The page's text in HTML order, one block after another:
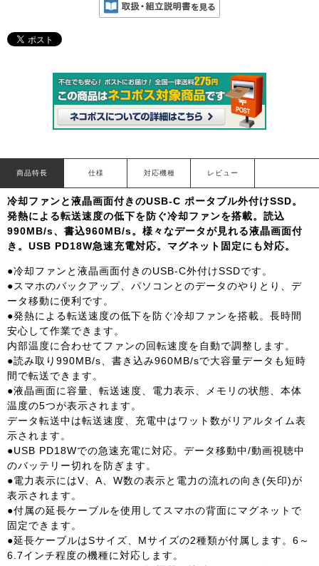
商品特長 仕様 対応機種 レビュー
冷却ファンと液晶画面付きのUSB-C ポータブル外付けSSD。
発熱による転送速度の低下を防ぐ冷却ファンを搭載。読込
990MB/s、書込960MB/s。様々なデータが見れる液晶画面付
き。USB PD18W急速充電対応。マグネット固定にも対応。
●冷却ファンと液晶画面付きのUSB-C外付けSSDです。
●スマホのバックアップ、パソコンとのデータのやりとり、デ
ータ移動に便利です。
●発熱による転送速度の低下を防ぐ冷却ファンを搭載。長時間
安心して作業できます。
内部温度に合わせてファンの回転速度を自動で調整します。
●読み取り990MB/s、書き込み960MB/sで大容量データも短時
間で転送できます。
●液晶画面に容量、転送速度、電力表示、メモリの状態、本体
温度の5つが表示されます。
データ転送中は転送速度、充電中はワット数がリアルタイム表
示されます。
●USB PD18Wでの急速充電に対応。データ移動中/動画視聴中
のバッテリー切れを防ぎます。
●電力表示にはV、A、W数の表示と電力の流れの向き(矢印)が
表示されます。
●付属の延長ケーブルを使用してスマホの背面にマグネットで
固定できます。
●延長ケーブルはSサイズ、Mサイズの2種類が付属します。6～
6.7インチ程度の機種に対応します。